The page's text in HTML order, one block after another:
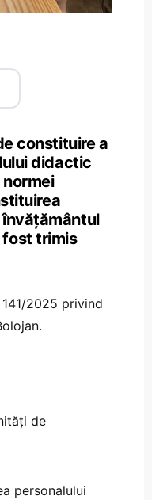
constituire a
didactic
fost trimis
2025 privind
de
personalului